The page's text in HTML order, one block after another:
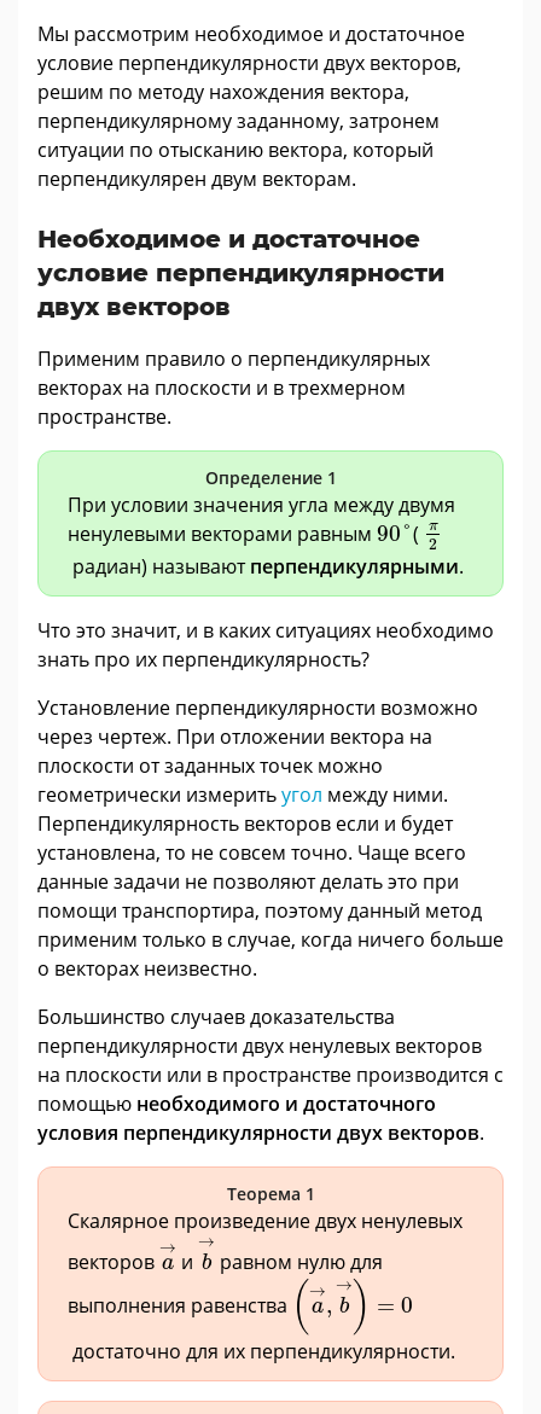
Мы рассмотрим необходимое и достаточное
условие перпендикулярности двух векторов,
решим по методу нахождения вектора,
перпендикулярному заданному, затронем
ситуации по отысканию вектора, который
перпендикулярен двум векторам.
Необходимое и достаточное
условие перпендикулярности
двух векторов
Применим правило о перпендикулярных
векторах на плоскости и в трехмерном
пространстве.
Определение 1
При условии значения угла между двумя
ненулевыми векторами равным 90°
90°( π
2
π2
радиан) называютперпендикулярными.
Что это значит, и в каких ситуациях необходимо
знать про их перпендикулярность?
Установление перпендикулярности возможно
через чертеж. При отложении вектора на
плоскости от заданных точек можно
геометрически измеритьугол между ними.
Перпендикулярность векторов если и будет
установлена, то не совсем точно. Чаще всего
данные задачи не позволяют делать это при
помощи транспортира, поэтому данный метод
применим только в случае, когда ничего больше
о векторах неизвестно.
Большинство случаев доказательства
перпендикулярности двух ненулевых векторов
на плоскости или в пространстве производится с
помощью необходимого и достаточного
условия перпендикулярности двух векторов.
Теорема 1
Скалярное произведение двух ненулевых
векторов
→
a
a→
и
→
b
b→
равном нулю для
выполнения равенства ( →
a,
→
b ) = 0
(a→,b→)
достаточно для их перпендикулярности.